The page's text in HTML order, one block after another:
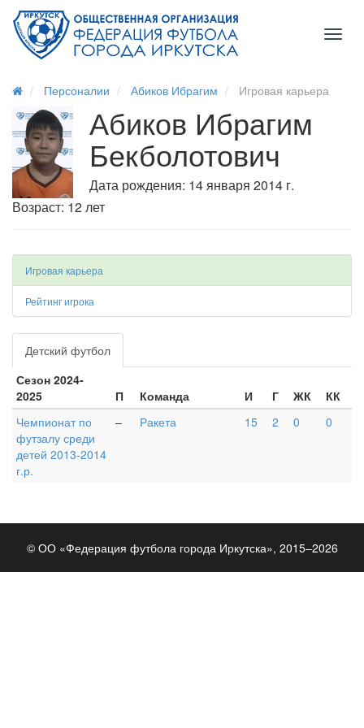
Персоналии Абиков Ибрагим Игровая карьера
Абиков Ибрагим
Бекболотович
Дата рождения: 14 января 2014 г.
Возраст: 12 лет
Игровая карьера
Рейтинг игрока
Детский футбол
Сезон 2024-
2025
П Команда И Г ЖК
КК
Чемпионат по
футзалу среди
детей 2013-2014
г.р.
– Ракета 15 2 0 0
© ОО «Федерация футбола города Иркутска», 2015–2026